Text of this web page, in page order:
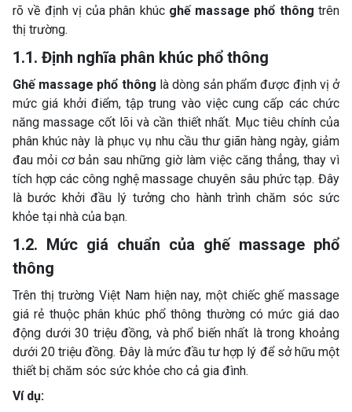
rõ về định vị của phân khúc ghế massage phổ thông trên
thị trường.
1.1. Định nghĩa phân khúc phổ thông
Ghế massage phổ thông là dòng sản phẩm được định vị ở
mức giá khởi điểm, tập trung vào việc cung cấp các chức
năng massage cốt lõi và cần thiết nhất. Mục tiêu chính của
phân khúc này là phục vụ nhu cầu thư giãn hàng ngày, giảm
đau mỏi cơ bản sau những giờ làm việc căng thẳng, thay vì
tích hợp các công nghệ massage chuyên sâu phức tạp. Đây
là bước khởi đầu lý tưởng cho hành trình chăm sóc sức
khỏe tại nhà của bạn.
1.2. Mức giá chuẩn của ghế massage phổ
thông
Trên thị trường Việt Nam hiện nay, một chiếc ghế massage
giá rẻ thuộc phân khúc phổ thông thường có mức giá dao
động dưới 30 triệu đồng, và phổ biến nhất là trong khoảng
dưới 20 triệu đồng. Đây là mức đầu tư hợp lý để sở hữu một
thiết bị chăm sóc sức khỏe cho cả gia đình.
Ví dụ: